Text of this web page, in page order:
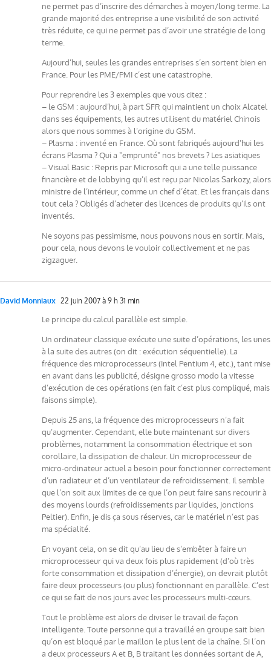
ne permet pas d’inscrire des démarches à moyen/long terme. La
grande majorité des entreprise a une visibilité de son activité
très réduite, ce qui ne permet pas d’avoir une stratégie de long
terme.
Aujourd’hui, seules les grandes entreprises s’en sortent bien en
France. Pour les PME/PMI c’est une catastrophe.
Pour reprendre les 3 exemples que vous citez :
– le GSM : aujourd’hui, à part SFR qui maintient un choix Alcatel
dans ses équipements, les autres utilisent du matériel Chinois
alors que nous sommes à l’origine du GSM.
– Plasma : inventé en France. Où sont fabriqués aujourd’hui les
écrans Plasma ? Qui a "emprunté" nos brevets ? Les asiatiques
– Visual Basic : Repris par Microsoft qui a une telle puissance
financière et de lobbying qu’il est reçu par Nicolas Sarkozy, alors
ministre de l’intérieur, comme un chef d’état. Et les français dans
tout cela ? Obligés d’acheter des licences de produits qu’ils ont
inventés.
Ne soyons pas pessimisme, nous pouvons nous en sortir. Mais,
pour cela, nous devons le vouloir collectivement et ne pas
zigzaguer.
David Monniaux 22 juin 2007 à 9 h 31 min
Le principe du calcul parallèle est simple.
Un ordinateur classique exécute une suite d’opérations, les unes
à la suite des autres (on dit : exécution séquentielle). La
fréquence des microprocesseurs (Intel Pentium 4, etc.), tant mise
en avant dans les publicité, désigne grosso modo la vitesse
d’exécution de ces opérations (en fait c’est plus compliqué, mais
faisons simple).
Depuis 25 ans, la fréquence des microprocesseurs n’a fait
qu’augmenter. Cependant, elle bute maintenant sur divers
problèmes, notamment la consommation électrique et son
corollaire, la dissipation de chaleur. Un microprocesseur de
micro-ordinateur actuel a besoin pour fonctionner correctement
d’un radiateur et d’un ventilateur de refroidissement. Il semble
que l’on soit aux limites de ce que l’on peut faire sans recourir à
des moyens lourds (refroidissements par liquides, jonctions
Peltier). Enfin, je dis ça sous réserves, car le matériel n’est pas
ma spécialité.
En voyant cela, on se dit qu’au lieu de s’embêter à faire un
microprocesseur qui va deux fois plus rapidement (d’où très
forte consommation et dissipation d’énergie), on devrait plutôt
faire deux processeurs (ou plus) fonctionnant en parallèle. C’est
ce qui se fait de nos jours avec les processeurs multi-cœurs.
Tout le problème est alors de diviser le travail de façon
intelligente. Toute personne qui a travaillé en groupe sait bien
qu’on est bloqué par le maillon le plus lent de la chaîne. Si l’on
a deux processeurs A et B, B traitant les données sortant de A,